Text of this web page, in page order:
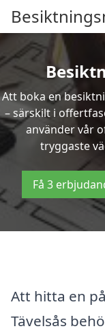
Att boka en
– särskilt i
använder vår
tryggaste
Få 3
Att hitta en
Tävelsås